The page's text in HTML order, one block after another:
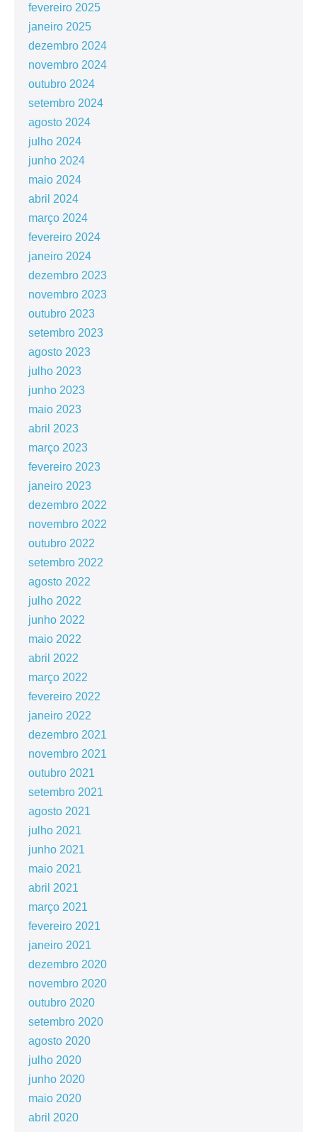
fevereiro 2025
janeiro 2025
dezembro 2024
novembro 2024
outubro 2024
setembro 2024
agosto 2024
julho 2024
junho 2024
maio 2024
abril 2024
março 2024
fevereiro 2024
janeiro 2024
dezembro 2023
novembro 2023
outubro 2023
setembro 2023
agosto 2023
julho 2023
junho 2023
maio 2023
abril 2023
março 2023
fevereiro 2023
janeiro 2023
dezembro 2022
novembro 2022
outubro 2022
setembro 2022
agosto 2022
julho 2022
junho 2022
maio 2022
abril 2022
março 2022
fevereiro 2022
janeiro 2022
dezembro 2021
novembro 2021
outubro 2021
setembro 2021
agosto 2021
julho 2021
junho 2021
maio 2021
abril 2021
março 2021
fevereiro 2021
janeiro 2021
dezembro 2020
novembro 2020
outubro 2020
setembro 2020
agosto 2020
julho 2020
junho 2020
maio 2020
abril 2020